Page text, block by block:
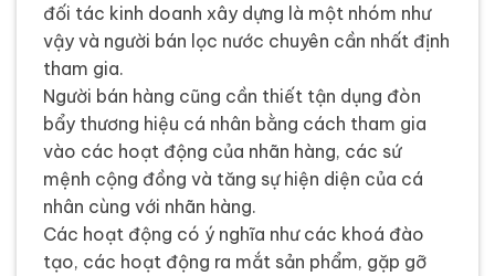
đối tác kinh doanh xây dựng là một nhóm như
vậy và người bán lọc nước chuyên cần nhất định
tham gia.
Người bán hàng cũng cần thiết tận dụng đòn
bẩy thương hiệu cá nhân bằng cách tham gia
vào các hoạt động của nhãn hàng, các sứ
mệnh cộng đồng và tăng sự hiện diện của cá
nhân cùng với nhãn hàng.
Các hoạt động có ý nghĩa như các khoá đào
tạo, các hoạt động ra mắt sản phẩm, gặp gỡ